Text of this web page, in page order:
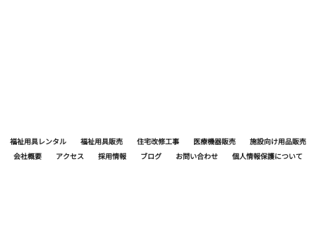
福祉用具レンタル 福祉用具販売 住宅改修工事 医療機器販売
施設向け用品販売
会社概要
アクセス 採用情報 ブログ お問い合わせ 個人情報保護について